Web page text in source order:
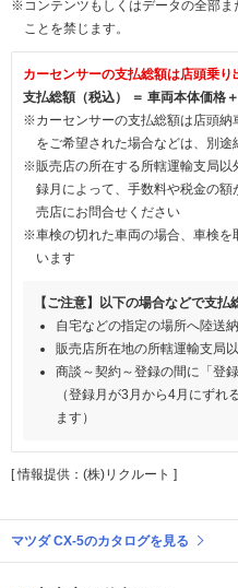
※コンテンツもしくはデータの全部
ことを禁じます。
カーセンサーの支払総額は店頭乗り
支払総額（税込） ＝ 車両本体価格
※カーセンサーの支払総額は店頭納
をご希望された場合などは、別
※販売店の所在する所轄運輸支局以
録月によって、手数料や税金の
売店にお問合せください
※車検の切れた車両の場合、車検を
います
【ご注意】以下の場合などで支払
自宅などの指定の場所へ陸送
販売店所在地の所轄運輸支局
商談～契約～登録の間に「登
（登録月が3月から4月にずれ
ます）
[ 情報提供：(株)リクルート ]
マツダ CX-5のカタログを見る